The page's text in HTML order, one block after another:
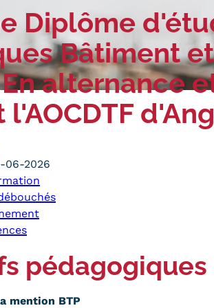
au Cnam BFC?
presse
de contact
Diplôme
Bâtiment
alternance
l'AOCDTF
06-2026
pédagogiques
mention BTP